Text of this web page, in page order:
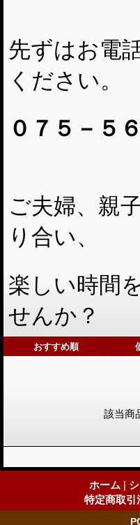
先ずはお電
ください。
０７５－５
ご夫婦、親
り合い、
楽しい時間
せんか？
おすすめ順
該当商
ホーム |
特定商取引